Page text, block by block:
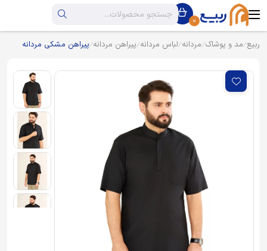
0
ربیع مد و پوشاک مردانه لباس مردانه پیراهن مردانه پیراهن مشکی مردانه